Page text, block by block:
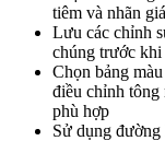
tiêm và nhãn giá
Lưu các chỉnh
chúng trước khi
Chọn bảng
điều chỉnh tông
phù hợp
Sử dụng đường